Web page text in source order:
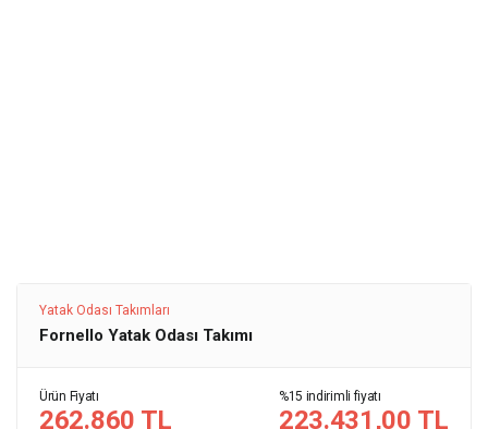
Yatak Odası Takımları
Fornello Yatak Odası Takımı
Ürün Fiyatı
262.860 TL
%15 indirimli fiyatı
223.431,00 TL